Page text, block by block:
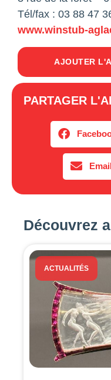
Tél/fax : 03 88 47
www.winstub-
AJOUTER
PARTAGER
Email
Découvrez
ACTUALITÉS